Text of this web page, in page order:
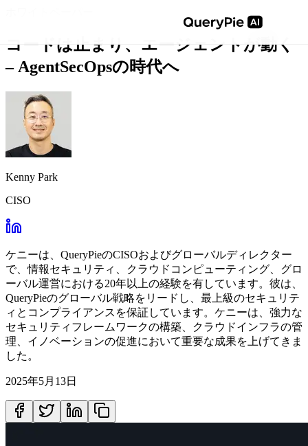
コードは止まり、エージェントが動く
– AgentSecOpsの時代へ
Kenny Park
CISO
ケニーは、QueryPieのCISOおよびグローバルディレクター
で、情報セキュリティ、クラウドコンピューティング、グロ
ーバル運営における20年以上の経験を有しています。彼は、
QueryPieのグローバル戦略をリードし、最上級のセキュリテ
ィとコンプライアンスを保証しています。ケニーは、強力な
セキュリティフレームワークの構築、クラウドインフラの管
理、イノベーションの促進において重要な成果を上げてきま
した。
2025年5月13日